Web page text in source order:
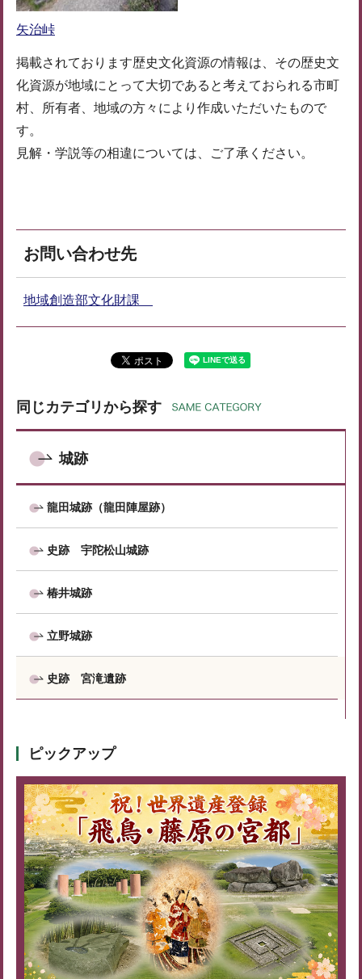
矢治峠
掲載されております歴史文化資源の情報は、その歴史文
化資源が地域にとって大切であると考えておられる市町
村、所有者、地域の方々により作成いただいたもので
す。
見解・学説等の相違については、ご了承ください。
お問い合わせ先
地域創造部文化財課
同じカテゴリから探す
城跡
龍田城跡（龍田陣屋跡）
史跡 宇陀松山城跡
椿井城跡
立野城跡
史跡 宮滝遺跡
ピックアップ